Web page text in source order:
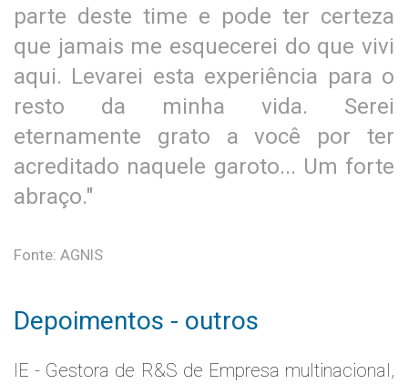
parte deste time e pode ter certeza
que jamais me esquecerei do que vivi
aqui. Levarei esta experiência para o
resto da minha vida. Serei
eternamente grato a você por ter
acreditado naquele garoto... Um forte
abraço."
Fonte: AGNIS
Depoimentos - outros
IE - Gestora de R&S de Empresa multinacional,